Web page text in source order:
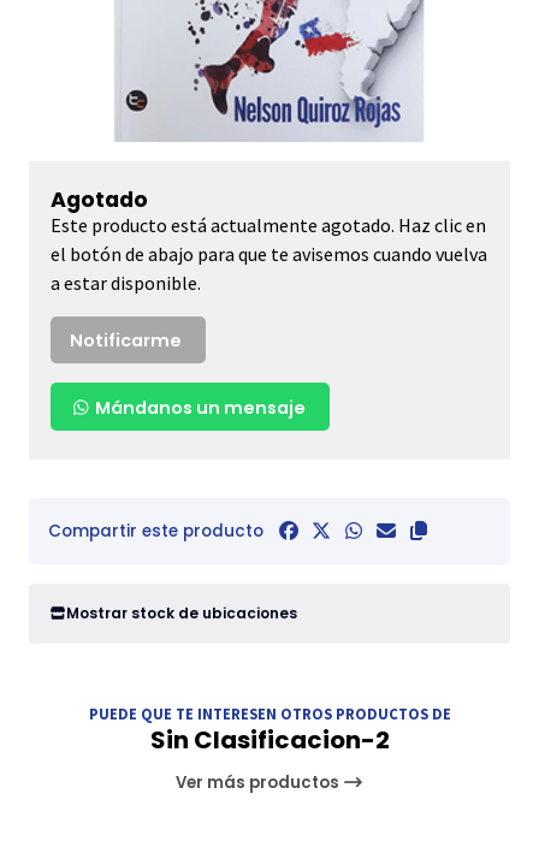
Agotado
Este producto está actualmente agotado. Haz clic en
el botón de abajo para que te avisemos cuando vuelva
a estar disponible.
Notificarme
Mándanos un mensaje
Compartir este producto
Mostrar stock de ubicaciones
PUEDE QUE TE INTERESEN OTROS PRODUCTOS DE
Sin Clasificacion-2
Ver más productos